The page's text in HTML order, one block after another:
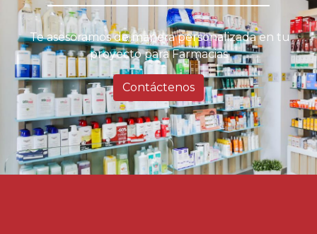
Te asesoramos de manera personalizada en tu
proyecto para Farmacias
Contáctenos